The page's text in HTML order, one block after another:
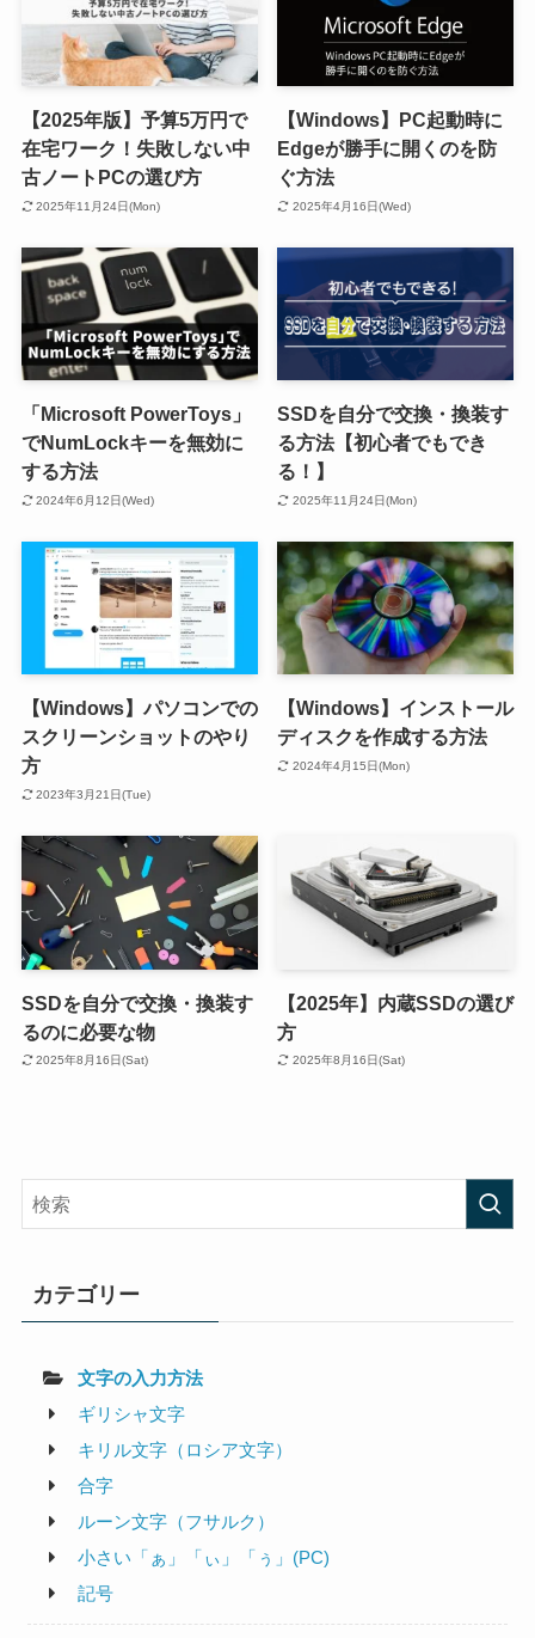
【2025年版】予算5万円で
在宅ワーク！失敗しない中
古ノートPCの選び方
2025年11月24日(Mon)
【Windows】PC起動時に
Edgeが勝手に開くのを防
ぐ方法
2025年4月16日(Wed)
「Microsoft PowerToys」
でNumLockキーを無効に
する方法
2024年6月12日(Wed)
SSDを自分で交換・換装す
る方法【初心者でもでき
る！】
2025年11月24日(Mon)
【Windows】パソコンでの
スクリーンショットのやり
方
2023年3月21日(Tue)
【Windows】インストール
ディスクを作成する方法
2024年4月15日(Mon)
SSDを自分で交換・換装す
るのに必要な物
2025年8月16日(Sat)
【2025年】内蔵SSDの選び
方
2025年8月16日(Sat)
カテゴリー
文字の入力方法
ギリシャ文字
キリル文字（ロシア文字）
合字
ルーン文字（フサルク）
小さい「ぁ」「ぃ」「ぅ」(PC)
記号